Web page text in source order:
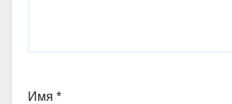
Имя *